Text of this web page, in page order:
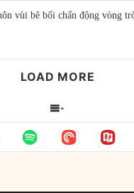
vùi bê bối chấn động vòng
LOAD MORE
SHOW
EPISODES
LIST